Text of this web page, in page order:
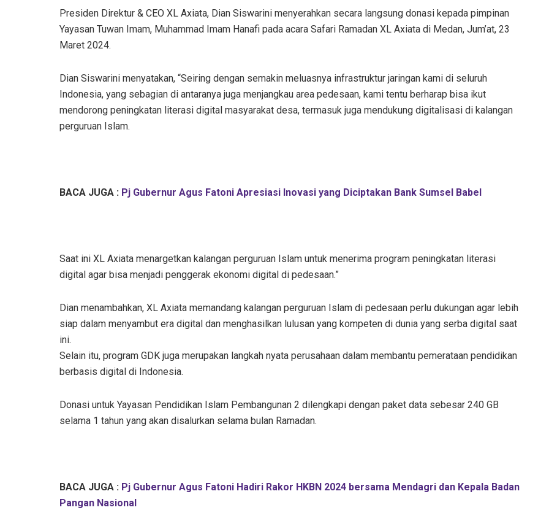
Presiden Direktur & CEO XL Axiata, Dian Siswarini menyerahkan secara langsung donasi kepada pimpinan
Yayasan Tuwan Imam, Muhammad Imam Hanafi pada acara Safari Ramadan XL Axiata di Medan, Jum’at, 23
Maret 2024.
Dian Siswarini menyatakan, “Seiring dengan semakin meluasnya infrastruktur jaringan kami di seluruh
Indonesia, yang sebagian di antaranya juga menjangkau area pedesaan, kami tentu berharap bisa ikut
mendorong peningkatan literasi digital masyarakat desa, termasuk juga mendukung digitalisasi di kalangan
perguruan Islam.
BACA JUGA : Pj Gubernur Agus Fatoni Apresiasi Inovasi yang Diciptakan Bank Sumsel Babel
Saat ini XL Axiata menargetkan kalangan perguruan Islam untuk menerima program peningkatan literasi
digital agar bisa menjadi penggerak ekonomi digital di pedesaan.”
Dian menambahkan, XL Axiata memandang kalangan perguruan Islam di pedesaan perlu dukungan agar lebih
siap dalam menyambut era digital dan menghasilkan lulusan yang kompeten di dunia yang serba digital saat
ini.
Selain itu, program GDK juga merupakan langkah nyata perusahaan dalam membantu pemerataan pendidikan
berbasis digital di Indonesia.
Donasi untuk Yayasan Pendidikan Islam Pembangunan 2 dilengkapi dengan paket data sebesar 240 GB
selama 1 tahun yang akan disalurkan selama bulan Ramadan.
BACA JUGA : Pj Gubernur Agus Fatoni Hadiri Rakor HKBN 2024 bersama Mendagri dan Kepala Badan
Pangan Nasional